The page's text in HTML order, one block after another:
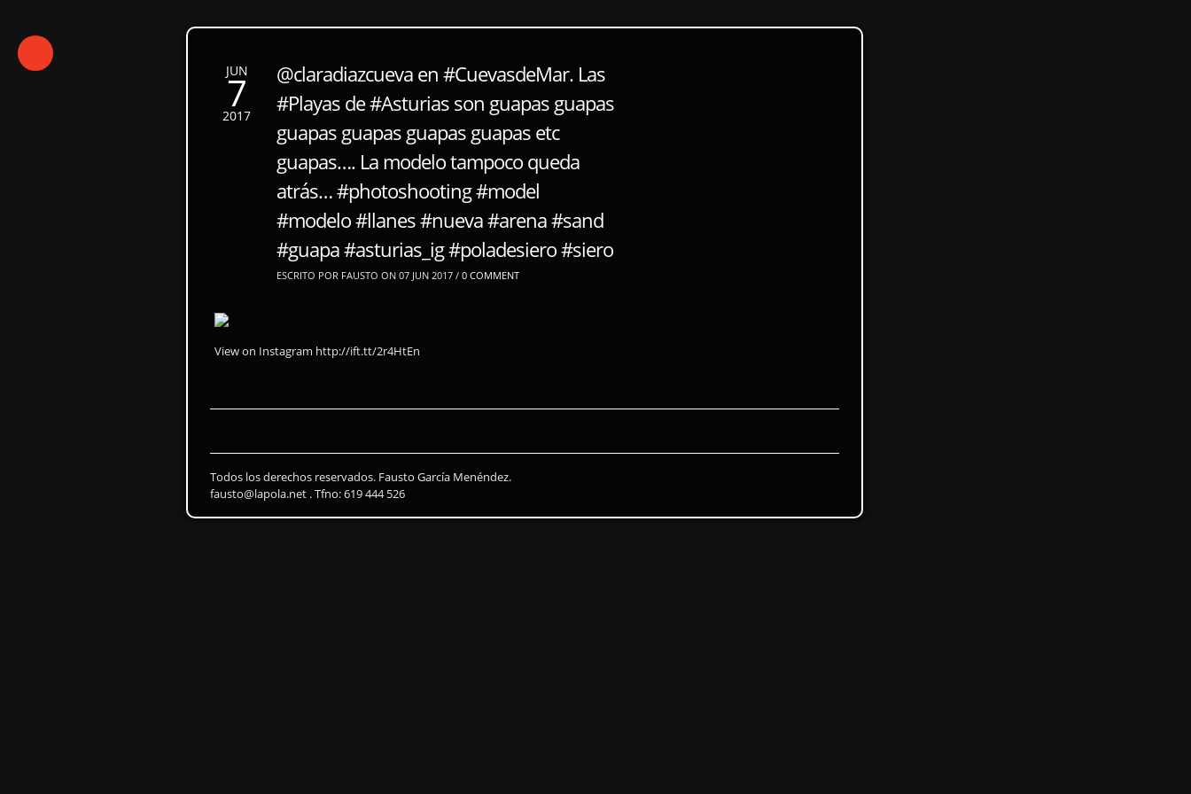
JUN
7
2017
@claradiazcueva en #CuevasdeMar. Las
#Playas de #Asturias son guapas guapas
guapas guapas guapas guapas etc
guapas…. La modelo tampoco queda
atrás… #photoshooting #model
#modelo #llanes #nueva #arena #sand
#guapa #asturias_ig #poladesiero #siero
ESCRITO POR FAUSTO ON 07 JUN 2017 / 0 COMMENT
View on Instagram http://ift.tt/2r4HtEn
Todos los derechos reservados. Fausto García Menéndez.
fausto@lapola.net . Tfno: 619 444 526